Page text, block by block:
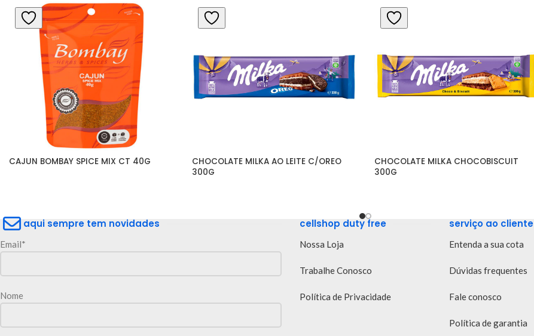
CAJUN BOMBAY SPICE MIX CT 40G
CHOCOLATE MILKA AO LEITE C/OREO
300G
CHOCOLATE MILKA CHOCOBISCUIT
300G
aqui sempre tem novidades
Email*
Nome
cellshop duty free
Nossa Loja
Trabalhe Conosco
Política de Privacidade
serviço ao cliente
Entenda a sua cota
Dúvidas frequentes
Fale conosco
Política de garantia